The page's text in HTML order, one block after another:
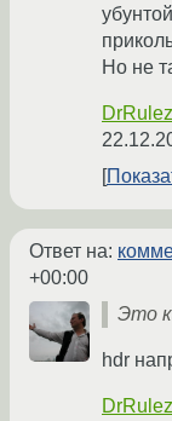
Но не
DrRulez
Ответ на:
+00:00
Это
hdr
DrRulez